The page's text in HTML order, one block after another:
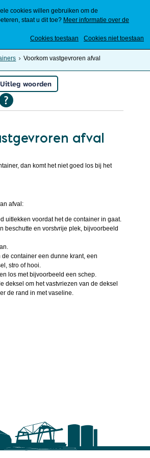
cookies willen gebruiken om de
staat u dit toe? Meer informatie over de
Cookies toestaan
Cookies niet toestaan
Voorkom vastgevroren afval
Uitleg woorden
afval
dan komt het niet goed los bij het
afval:
uitlekken voordat het de container in gaat.
beschutte en vorstvrije plek, bijvoorbeeld
container een dunne krant, een
stro of hooi.
los met bijvoorbeeld een schep.
deksel om het vastvriezen van de deksel
de rand in met vaseline.